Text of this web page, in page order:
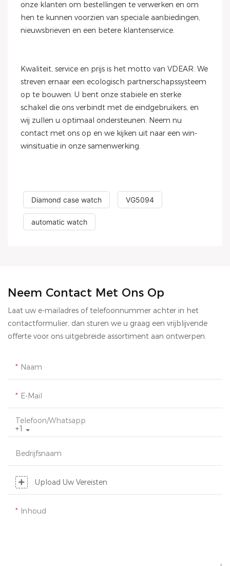
onze klanten om bestellingen te verwerken en om
hen te kunnen voorzien van speciale aanbiedingen,
nieuwsbrieven en een betere klantenservice.
Kwaliteit, service en prijs is het motto van VDEAR. We
streven ernaar een ecologisch partnerschapssysteem
op te bouwen. U bent onze stabiele en sterke
schakel die ons verbindt met de eindgebruikers, en
wij zullen u optimaal ondersteunen. Neem nu
contact met ons op en we kijken uit naar een win-
winsituatie in onze samenwerking.
Diamond case watch VG5094
automatic watch
Neem Contact Met Ons Op
Laat uw e-mailadres of telefoonnummer achter in het
contactformulier, dan sturen we u graag een vrijblijvende
offerte voor ons uitgebreide assortiment aan ontwerpen.
Naam
E-Mail
+1
Telefoon/whatsapp
Bedrijfsnaam
Upload Uw Vereisten
Inhoud